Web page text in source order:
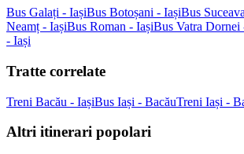
Bus Galați - IașiBus Botoșani - IașiBus
Neamț - IașiBus Roman - IașiBus Vatra Dornei
- Iași
Tratte correlate
Treni Bacău - IașiBus Iași - BacăuTreni Iași -
Altri itinerari popolari